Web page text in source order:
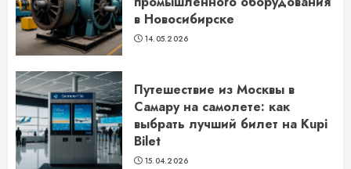
в Новосибирске
14.05.2026
Путешествие из Москвы в
Самару на самолете: как
выбрать лучший билет на Kupi
Bilet
15.04.2026